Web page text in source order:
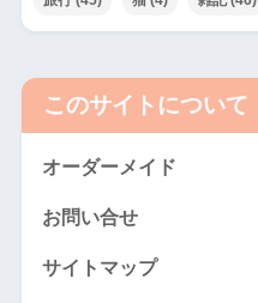
このサイトについて
オーダーメイド
お問い合せ
サイトマップ